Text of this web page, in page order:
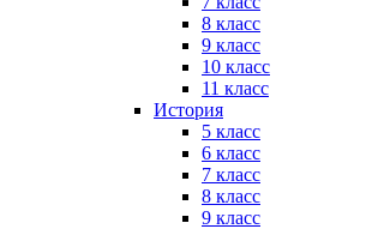
8 класс
9 класс
10 класс
11 класс
История
5 класс
6 класс
7 класс
8 класс
9 класс